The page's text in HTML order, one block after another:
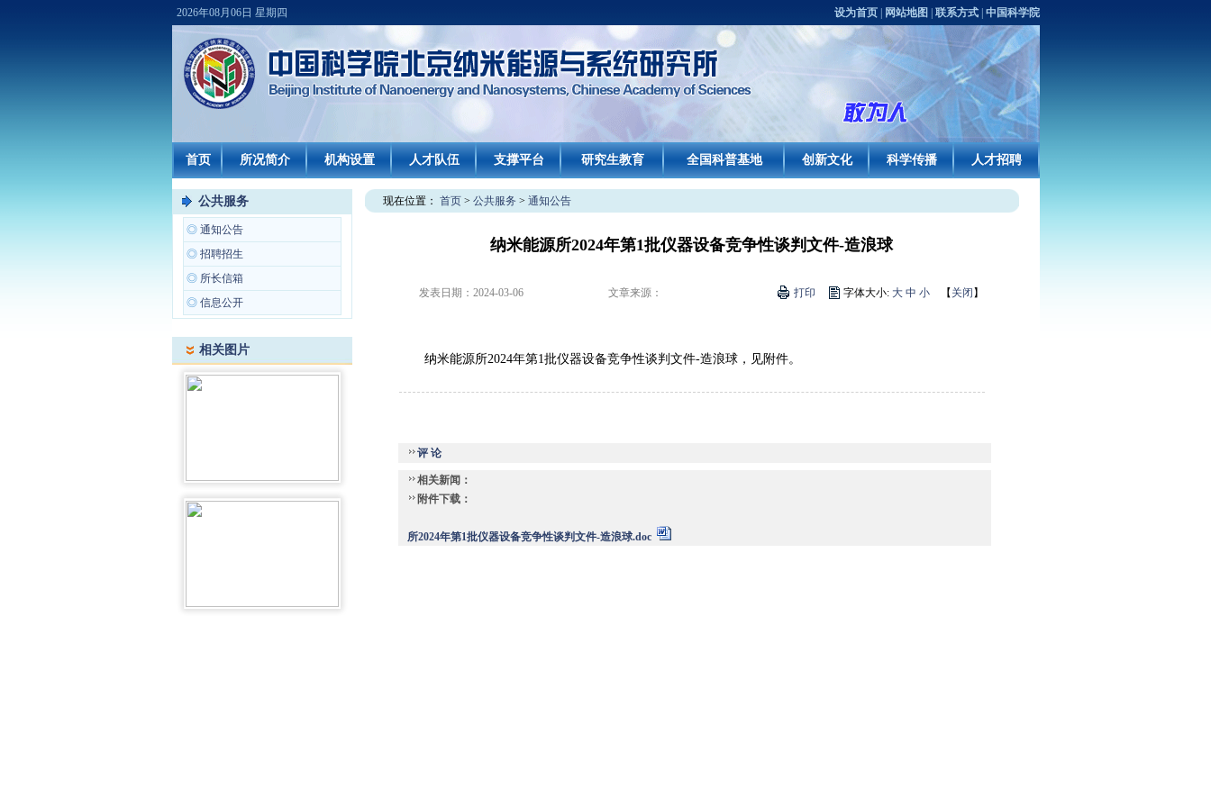
2026年08月06日 星期四 设为首页| 网站地图 联系方式| 中国科学院
首页 所况简介 机构设置 人才队伍 支撑平台 研究生教育 全国科普基地 创新文化 科学传播 人才招聘
公共服务
◎ 通知公告
◎ 招聘招生
◎ 所长信箱
◎ 信息公开
相关图片
现在位置： 首页> 公共服务 > 通知公告
纳米能源所2024年第1批仪器设备竞争性谈判文件-造浪球
发表日期： 2024-03-06 文章来源： 打印 字体大小: 大 中 小 【 关闭 】
纳米能源所2024年第1批仪器设备竞争性谈判文件-造浪球，见附件。
评 论
相关新闻：
附件下载：
所2024年第1批仪器设备竞争性谈判文件-造浪球.doc